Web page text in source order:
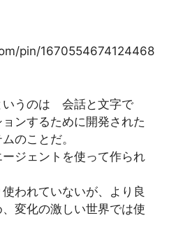
pin/1670554674124468
いうのは 会話と文字で
ンするために開発された
のことだ。
ジェントを使って作られ
われていないが、より良
変化の激しい世界では使